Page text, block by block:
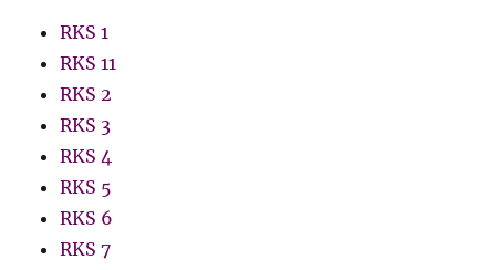
RKS 1
RKS 11
RKS 2
RKS 3
RKS 4
RKS 5
RKS 6
RKS 7